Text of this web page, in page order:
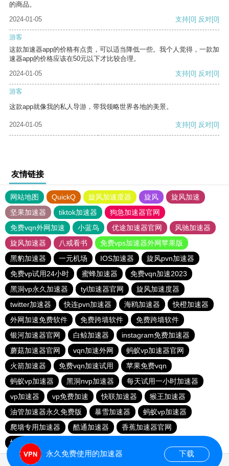
的商品。
2024-01-05
支持[0] 反对[0]
游客
这款加速器app的价格有点贵，可以适当降低一些。我个人觉得，一款加
速器app的价格应该在50元以下才比较合理。
2024-01-05
支持[0] 反对[0]
游客
这款app就像我的私人导游，带我领略世界各地的美景。
2024-01-05 支持[0] 反对[0]
友情链接
网站地图 QuickQ 旋风加速度器 旋风
旋风加速
坚果加速器
tiktok加速器
狗急加速器官网
免费vqn外网加速
小蓝鸟 优途加速器官网
风驰加速器
旋风加速器
八戒看书
免费vps加速器外网苹果版
黑豹加速器
一元机场 IOS加速器
旋风pvn加速器
免费vp试用24小时
蜜蜂加速器
免费vqn加速2023
黑洞vp永久加速器
tyl加速器官网
旋风加速度器
twitter加速器
快连pvn加速器 海鸥加速器
快橙加速器
外网加速免费软件
免费跨墙软件
免费跨墙软件
银河加速器官网
白鲸加速器
instagram免费加速器
蘑菇加速器官网
vqn加速外网
蚂蚁vp加速器官网
火箭加速器
免费vqn加速试用
苹果免费vqn
蚂蚁vp加速器
黑洞nvp加速器
每天试用一小时加速器
vp加速器
vp免费加速 快联加速器
猴王加速器
油管加速器永久免费版
暴雪加速器
蚂蚁vp加速器
爬墙专用加速器
酷通加速器
香蕉加速器官网
快连vn破解版
永久免费使用的加速器 下载